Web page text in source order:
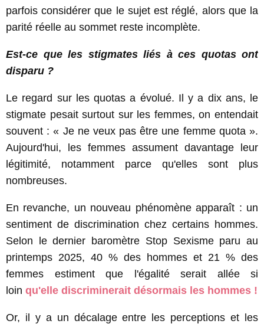
parfois considérer que le sujet est réglé, alors que la
parité réelle au sommet reste incomplète.
Est-ce que les stigmates liés à ces quotas ont
disparu ?
Le regard sur les quotas a évolué. Il y a dix ans, le
stigmate pesait surtout sur les femmes, on entendait
souvent : « Je ne veux pas être une femme quota ».
Aujourd'hui, les femmes assument davantage leur
légitimité, notamment parce qu'elles sont plus
nombreuses.
En revanche, un nouveau phénomène apparaît : un
sentiment de discrimination chez certains hommes.
Selon le dernier baromètre Stop Sexisme paru au
printemps 2025, 40 % des hommes et 21 % des
femmes estiment que l'égalité serait allée si
loin qu'elle discriminerait désormais les hommes !
Or, il y a un décalage entre les perceptions et les